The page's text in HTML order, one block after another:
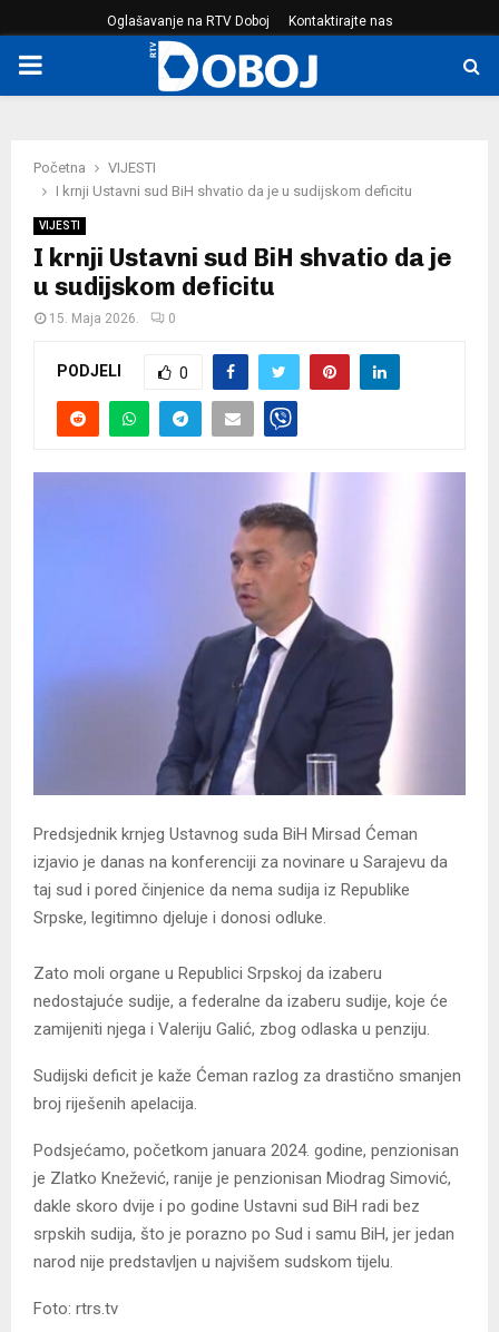
Oglašavanje na RTV Doboj Kontaktirajte nas
PRIMARY
Početna
VIJESTI
I krnji Ustavni sud BiH shvatio da je u sudijskom deficitu
VIJESTI
I krnji Ustavni sud BiH shvatio da je
u sudijskom deficitu
15. Maja 2026. 0
PODJELI 0
Predsjednik krnjeg Ustavnog suda BiH Mirsad Ćeman
izjavio je danas na konferenciji za novinare u Sarajevu da
taj sud i pored činjenice da nema sudija iz Republike
Srpske, legitimno djeluje i donosi odluke.
Zato moli organe u Republici Srpskoj da izaberu
nedostajuće sudije, a federalne da izaberu sudije, koje će
zamijeniti njega i Valeriju Galić, zbog odlaska u penziju.
Sudijski deficit je kaže Ćeman razlog za drastično smanjen
broj riješenih apelacija.
Podsjećamo, početkom januara 2024. godine, penzionisan
je Zlatko Knežević, ranije je penzionisan Miodrag Simović,
dakle skoro dvije i po godine Ustavni sud BiH radi bez
srpskih sudija, što je porazno po Sud i samu BiH, jer jedan
narod nije predstavljen u najvišem sudskom tijelu.
Foto: rtrs.tv